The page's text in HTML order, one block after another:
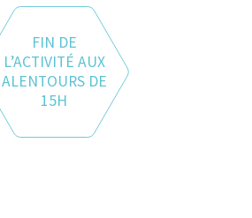
FIN DE
L’ACTIVITÉ AUX
ALENTOURS DE
15H